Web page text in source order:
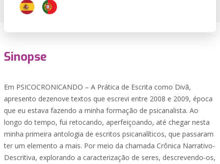
Sinopse
Em PSICOCRONICANDO – A Prática de Escrita como Divã,
apresento dezenove textos que escrevi entre 2008 e 2009, época
que eu estava fazendo a minha formação de psicanalista. Ao
longo do tempo, fui retocando, aperfeiçoando, até chegar nesta
minha primeira antologia de escritos psicanalíticos, que passaram
ter um elemento a mais. Por meio da chamada Crônica Narrativo-
Descritiva, explorando a caracterização de seres, descrevendo-os,